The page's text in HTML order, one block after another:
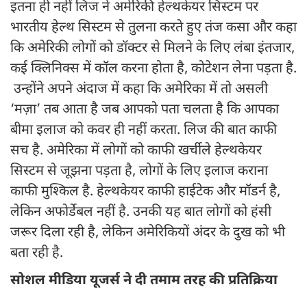
इतना ही नहीं लिज ने अमेरिकी हेल्थकेयर सिस्टम पर
भारतीय हेल्थ सिस्टम से तुलना करते हुए तंज कसा और कहा
कि अमेरिकी लोगों को डॉक्टर से मिलने के लिए लंबा इंतजार,
कई क्लिनिक्स में कॉल करना होता है, कोटेशन लेना पड़ता है.
उन्होंने अपने अंदाज में कहा कि अमेरिका में तो असली
‘मज़ा’ तब आता है जब आपको पता चलता है कि आपका
बीमा इलाज को कवर ही नहीं करता. लिज की बात काफी
सच है. अमेरिका में लोगों को काफी खर्चीले हेल्थकेयर
सिस्टम से जूझना पड़ता है, लोगों के लिए इलाज कराना
काफी मुश्किल है. हेल्थकेयर काफी हाईटेक और मॉडर्न है,
लेकिन अफोर्डेबल नहीं है. उनकी यह बात लोगों को हंसी
जरूर दिला रही है, लेकिन अमेरिकियों अंदर के दुख को भी
बता रही है.
सोशल मीडिया यूजर्स ने दी तमाम तरह की प्रतिक्रिया